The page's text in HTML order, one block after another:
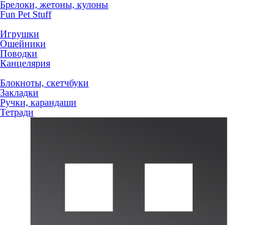
Брелоки, жетоны, кулоны
Fun Pet Stuff
Игрушки
Ошейники
Поводки
Канцелярия
Блокноты, скетчбуки
Закладки
Ручки, карандаши
Тетради